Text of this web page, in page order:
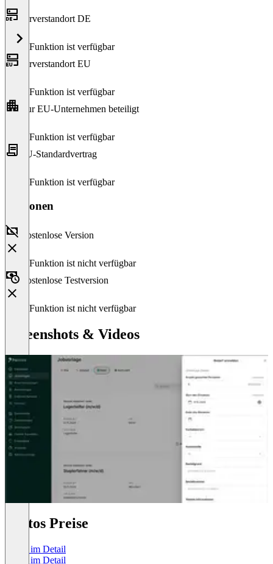
Serverstandort DE
Diese Funktion ist verfügbar
Serverstandort EU
Diese Funktion ist verfügbar
Nur EU-Unternehmen beteiligt
Diese Funktion ist verfügbar
EU-Standardvertrag
Diese Funktion ist verfügbar
Versionen
Kostenlose Version
Diese Funktion ist nicht verfügbar
Kostenlose Testversion
Diese Funktion ist nicht verfügbar
Screenshots & Videos
Pactos Preise
Preise im Detail
Preise im Detail